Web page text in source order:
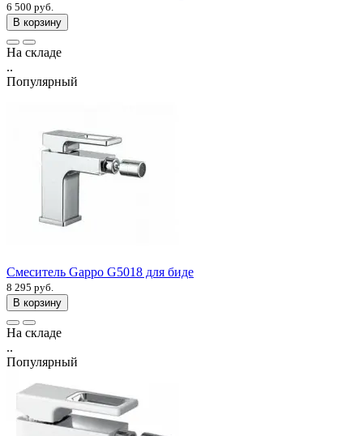
6 500 руб.
В корзину
На складе
..
Популярный
Смеситель Gappo G5018 для биде
8 295 руб.
В корзину
На складе
..
Популярный